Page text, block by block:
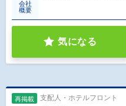
会社
概要
気になる
再掲載 支配人・ホテルフロント